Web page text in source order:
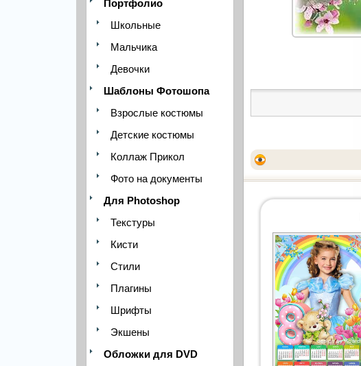
Портфолио
Школьные
Мальчика
Девочки
Шаблоны Фотошопа
Взрослые костюмы
Детские костюмы
Коллаж Прикол
Фото на документы
Для Photoshop
Текстуры
Кисти
Стили
Плагины
Шрифты
Экшены
Обложки для DVD